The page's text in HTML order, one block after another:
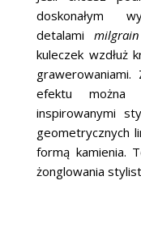
doskonałym
detalamimilgrain
kuleczek wzdłuż
efektu można
inspirowanymi
geometrycznych
formą kamienia.
żonglowania